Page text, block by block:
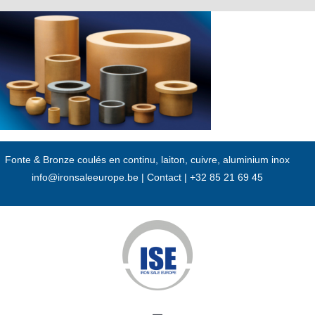
Passer
contenu
Fonte & Bronze coulés en continu, laiton, cuivre, aluminium inox
info@ironsaleeurope.be| Contact | +32 85 21 69 45